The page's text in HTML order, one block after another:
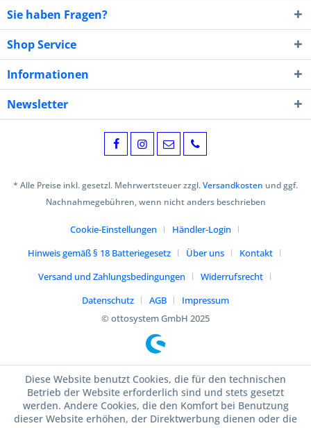
Sie haben Fragen?
Shop Service
Informationen
Newsletter
* Alle Preise inkl. gesetzl. Mehrwertsteuer zzgl.Versandkosten und ggf.
Nachnahmegebühren, wenn nicht anders beschrieben
Cookie-Einstellungen
Händler-Login
Hinweis gemäß § 18 Batteriegesetz
Über uns
Kontakt
Versand und Zahlungsbedingungen
Widerrufsrecht
Datenschutz
AGB
Impressum
© ottosystem GmbH 2025
Diese Website benutzt Cookies, die für den technischen
Betrieb der Website erforderlich sind und stets gesetzt
werden. Andere Cookies, die den Komfort bei Benutzung
dieser Website erhöhen, der Direktwerbung dienen oder die